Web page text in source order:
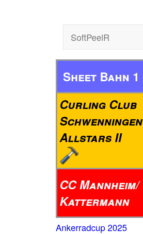
SoftPeelR
Sheet Bahn 1
Curling Club
Schwenningen
Allstars II
CC Mannheim/
Kattermann
Ankerradcup 2025